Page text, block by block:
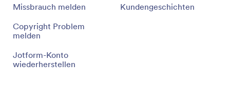
Missbrauch melden
Copyright Problem
melden
Jotform-Konto
wiederherstellen
Kundengeschichten